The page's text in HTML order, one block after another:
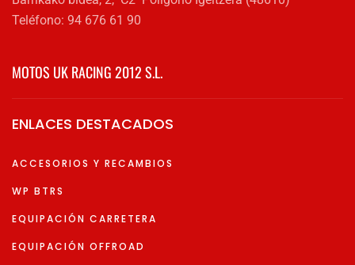
Teléfono: 94 676 61 90
MOTOS UK RACING 2012 S.L.
ENLACES DESTACADOS
ACCESORIOS Y RECAMBIOS
WP BTRS
EQUIPACIÓN CARRETERA
EQUIPACIÓN OFFROAD